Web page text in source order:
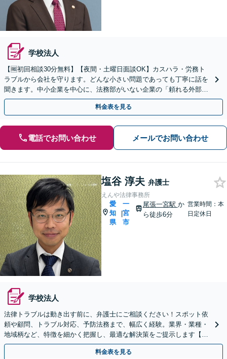
学校法人
【🆓初回相談30分無料】【夜間・土曜日面談OK】カスハラ・労務ト
ラブルから会社を守ります。どんな小さい問題であっても丁寧に話を
聞きます。中小企業を中心に、法務部がいない企業の「頼れる外部パ
ートナー」になります【駐車場完備】
料金表を見る
電話でお問い合わせ メールでお問い合わせ
塩谷 淳夫 弁護士
えんや法律事務所
愛
知
県
|
一
宮
市
尾張一宮駅 か
ら徒歩6分
営業時間：本
日定休日
学校法人
法律トラブルは動き出す前に、弁護士にご相談ください！スポット依
頼や顧問、トラブル対応、予防法務まで、幅広く経験。​​業界・業種・
地域柄など、特徴を細かく把握し、最適な解決策をご提示します【尾
張一宮駅6分】
料金表を見る